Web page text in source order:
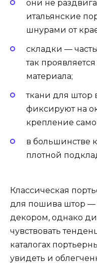
они не
итальянские
шнурами от
складки —
так
материала;
ткани для штор
фиксируют на
крепление
в большинстве
плотной
Классическая
для пошива штор —
декором, однако
чувствовать
каталогах
увидеть и